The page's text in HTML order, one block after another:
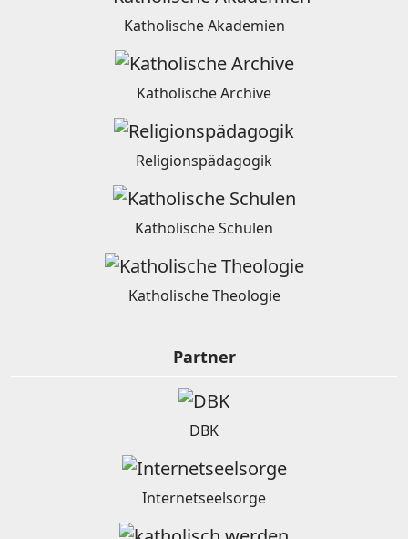
Katholische Akademien
Katholische Archive
Religionspädagogik
Katholische Schulen
Katholische Theologie
Partner
DBK
Internetseelsorge